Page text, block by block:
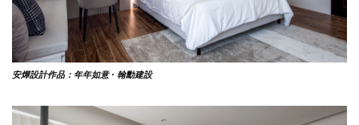
安燁設計作品：年年如意 · 翰勳建設